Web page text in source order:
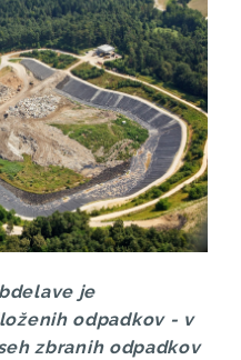
je
odpadkov - v
zbranih odpadkov